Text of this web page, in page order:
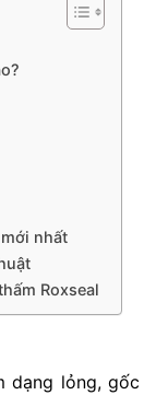
nhất
Roxseal
dạng lỏng, gốc